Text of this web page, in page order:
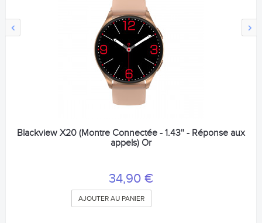
‹ ›
Blackview X20 (Montre Connectée - 1.43'' - Réponse aux
appels) Or
34,90 €
AJOUTER AU PANIER